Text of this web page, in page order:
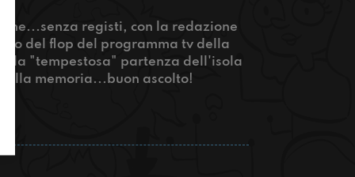
registi, con la redazione
del flop del programma tv della
"tempestosa" partenza dell'isola
memoria...buon ascolto!